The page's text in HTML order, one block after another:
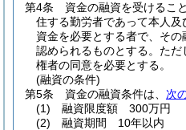
第4条
資金の融資を受けるこ
住する勤労者であって本人
資金を必要とする者で、そ
認められるものとする。 ただ
権者の同意を必要とする。
(融資の条件)
第5条
資金の融資条件は、 次
(1)
融資限度額 300万円
(2)
融資期間 10年以内